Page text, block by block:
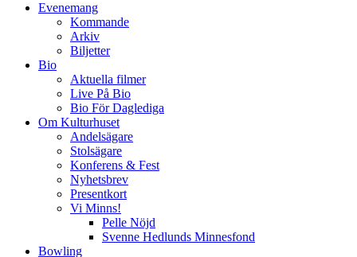
Evenemang
Kommande
Arkiv
Biljetter
Bio
Aktuella filmer
Live På Bio
Bio För Daglediga
Om Kulturhuset
Andelsägare
Stolsägare
Konferens & Fest
Nyhetsbrev
Presentkort
Vi Minns!
Pelle Nöjd
Svenne Hedlunds Minnesfond
Bowling